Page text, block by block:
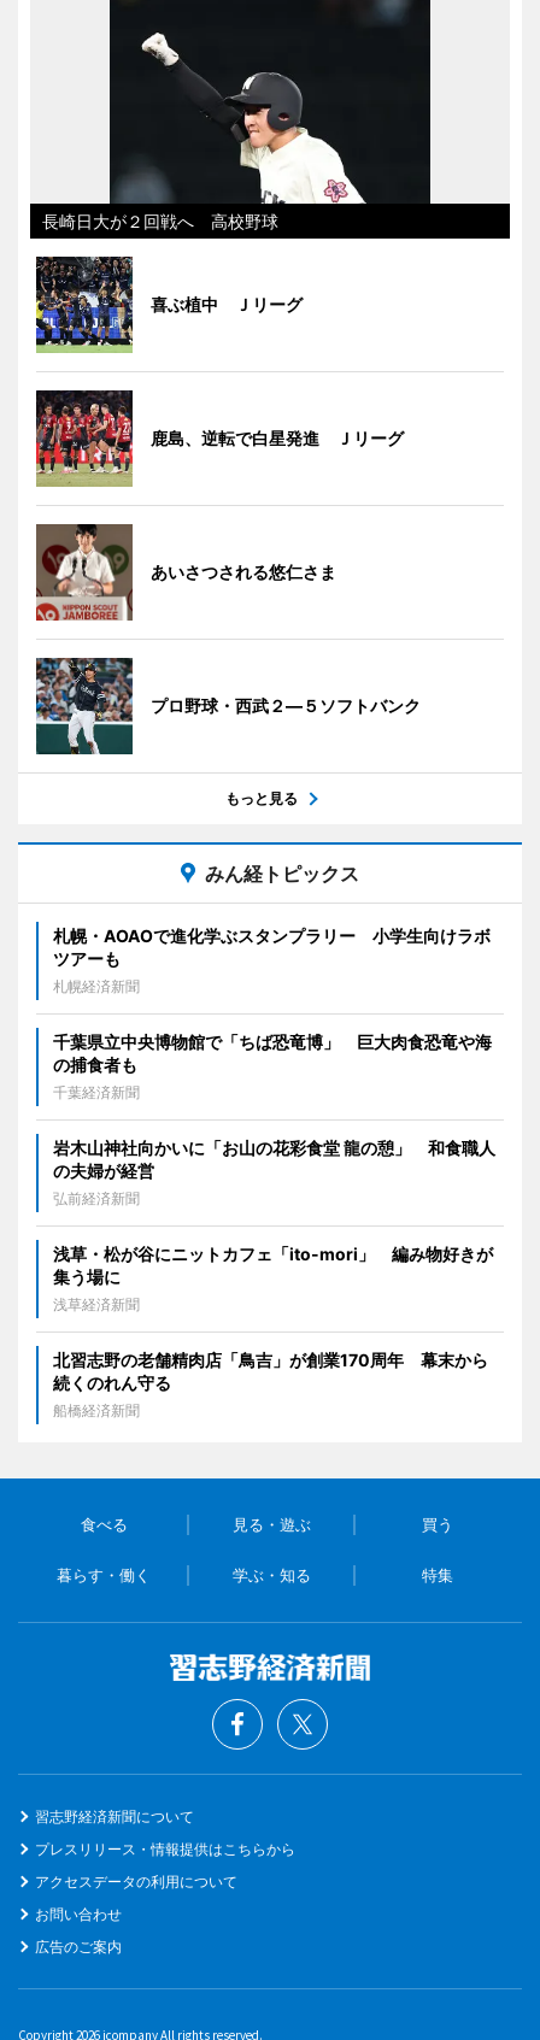
長崎日大が２回戦へ 高校野球
喜ぶ植中 Ｊリーグ
鹿島、逆転で白星発進 Ｊリーグ
あいさつされる悠仁さま
プロ野球・西武２―５ソフトバンク
もっと見る
みん経トピックス
札幌・AOAOで進化学ぶスタンプラリー 小学生向けラボ
ツアーも
札幌経済新聞
千葉県立中央博物館で「ちば恐竜博」 巨大肉食恐竜や海
の捕食者も
千葉経済新聞
岩木山神社向かいに「お山の花彩食堂 龍の憩」 和食職人
の夫婦が経営
弘前経済新聞
浅草・松が谷にニットカフェ「ito-mori」 編み物好きが
集う場に
浅草経済新聞
北習志野の老舗精肉店「鳥吉」が創業170周年 幕末から
続くのれん守る
船橋経済新聞
食べる 見る・遊ぶ 買う
暮らす・働く 学ぶ・知る 特集
習志野経済新聞について
プレスリリース・情報提供はこちらから
アクセスデータの利用について
お問い合わせ
広告のご案内
Copyright 2026 icompany All rights reserved.